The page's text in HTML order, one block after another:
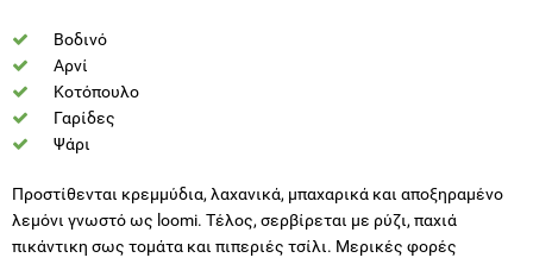
Βοδινό
Αρνί
Κοτόπουλο
Γαρίδες
Ψάρι
Προστίθενται κρεμμύδια, λαχανικά, μπαχαρικά και αποξηραμένο
λεμόνι γνωστό ως loomi. Τέλος, σερβίρεται με ρύζι, παχιά
πικάντικη σως τομάτα και πιπεριές τσίλι. Μερικές φορές